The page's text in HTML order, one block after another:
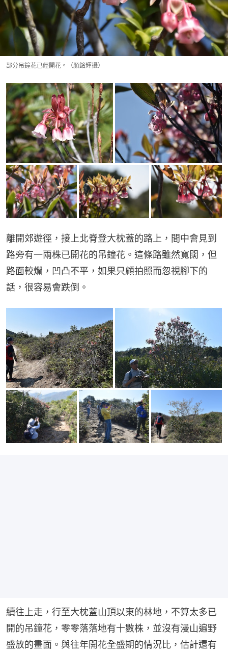
部分吊鐘花已經開花。（顏銘輝攝）
離開郊遊徑，接上北脊登大枕蓋的路上，間中會見到
路旁有一兩株已開花的吊鐘花。這條路雖然寬闊，但
路面較爛，凹凸不平，如果只顧拍照而忽視腳下的
話，很容易會跌倒。
續往上走，行至大枕蓋山頂以東的林地，不算太多已
開的吊鐘花，零零落落地有十數株，並沒有漫山遍野
盛放的畫面。與往年開花全盛期的情況比，估計還有